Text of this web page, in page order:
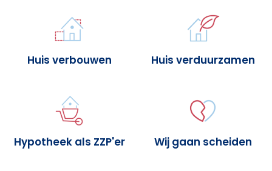
Huis verbouwen Huis verduurzamen
Hypotheek als ZZP'er Wij gaan scheiden